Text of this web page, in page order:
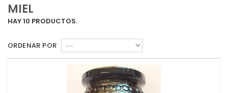
MIEL
HAY 10 PRODUCTOS.
ORDENAR POR